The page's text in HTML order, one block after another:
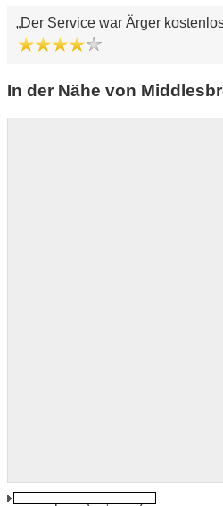
Der Service war Ärger
In der Nähe von